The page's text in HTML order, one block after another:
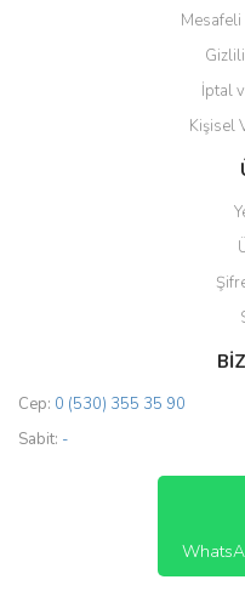
Mesafeli
İptal
Kişisel
Cep: 0 (530) 355 35 90
Sabit: -